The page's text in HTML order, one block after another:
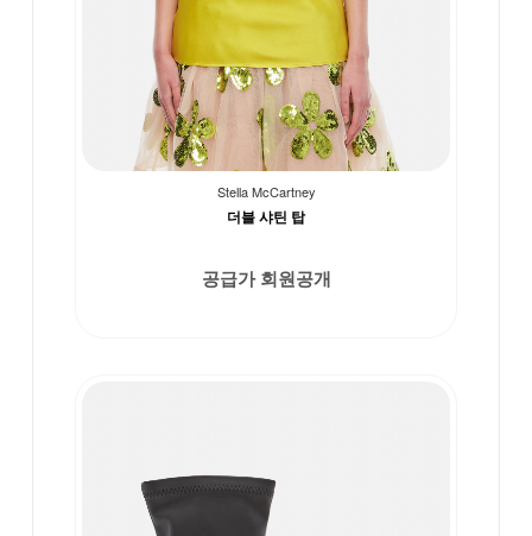
Stella McCartney
더블 샤틴 탑
공급가 회원공개